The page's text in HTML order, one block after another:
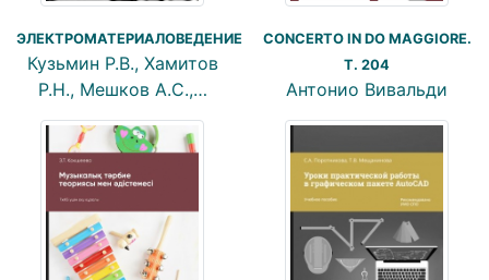
ЭЛЕКТРОМАТЕРИАЛОВЕДЕНИЕ
Кузьмин Р.В., Хамитов
Р.Н., Мешков А.С.,…
CONCERTO IN DO MAGGIORE.
T. 204
Антонио Вивальди